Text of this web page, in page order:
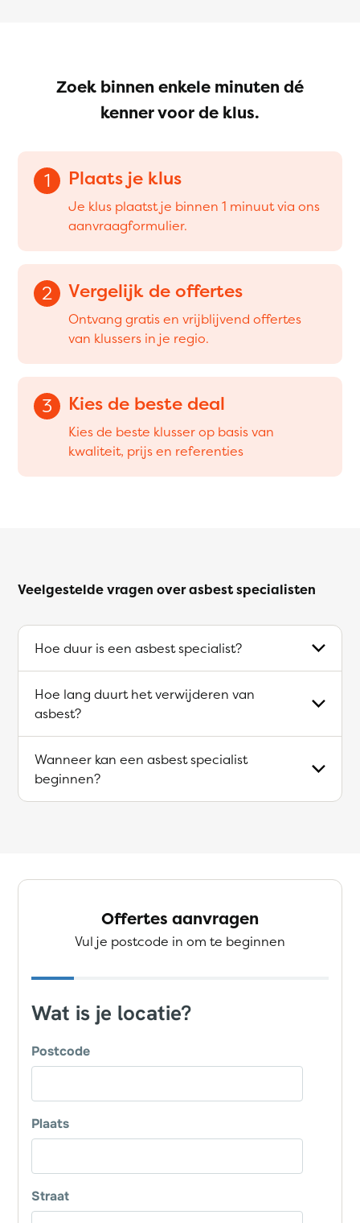
Zoek binnen enkele minuten dé
kenner voor de klus.
1 Plaats je klus
Je klus plaatst je binnen 1 minuut via ons
aanvraagformulier.
2 Vergelijk de offertes
Ontvang gratis en vrijblijvend offertes
van klussers in je regio.
3 Kies de beste deal
Kies de beste klusser op basis van
kwaliteit, prijs en referenties
Veelgestelde vragen over asbest specialisten
Hoe duur is een asbest specialist?
Hoe lang duurt het verwijderen van
asbest?
Wanneer kan een asbest specialist
beginnen?
Offertes aanvragen
Vul je postcode in om te beginnen